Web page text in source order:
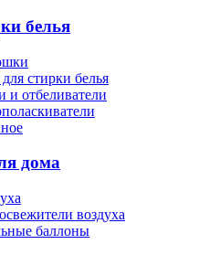
белья
стирки белья
и отбеливатели
дома
воздуха
баллоны